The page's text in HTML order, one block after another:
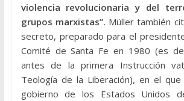
violencia revolucionaria y del
grupos marxistas”. Müller también
secreto, preparado para el
Comité de Santa Fe en 1980 (es
antes de la primera Instrucción
Teología de la Liberación), en el
gobierno de los Estados Unidos